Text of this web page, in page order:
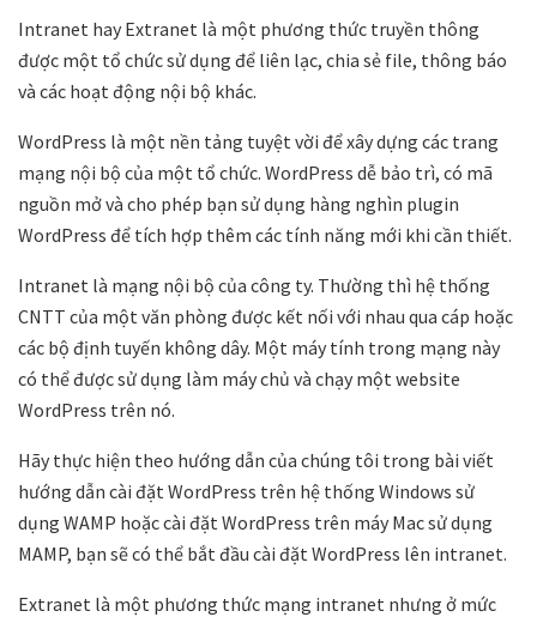
Intranet hay Extranet là một phương thức truyền thông
được một tổ chức sử dụng để liên lạc, chia sẻ file, thông báo
và các hoạt động nội bộ khác.
WordPress là một nền tảng tuyệt vời để xây dựng các trang
mạng nội bộ của một tổ chức. WordPress dễ bảo trì, có mã
nguồn mở và cho phép bạn sử dụng hàng nghìn plugin
WordPress để tích hợp thêm các tính năng mới khi cần thiết.
Intranet là mạng nội bộ của công ty. Thường thì hệ thống
CNTT của một văn phòng được kết nối với nhau qua cáp hoặc
các bộ định tuyến không dây. Một máy tính trong mạng này
có thể được sử dụng làm máy chủ và chạy một website
WordPress trên nó.
Hãy thực hiện theo hướng dẫn của chúng tôi trong bài viết
hướng dẫn cài đặt WordPress trên hệ thống Windows sử
dụng WAMP hoặc cài đặt WordPress trên máy Mac sử dụng
MAMP, bạn sẽ có thể bắt đầu cài đặt WordPress lên intranet.
Extranet là một phương thức mạng intranet nhưng ở mức